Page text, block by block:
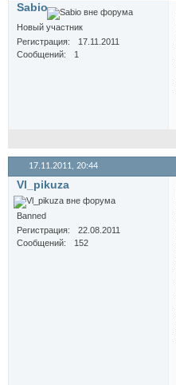
Sabio
Новый участник
Регистрация
17.11.2011
Сообщений
1
17.11.2011, 20:44
Vl_pikuza
Banned
Регистрация
22.08.2011
Сообщений
152